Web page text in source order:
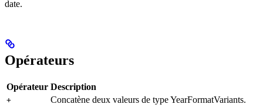
date.
Opérateurs
Opérateur Description
+ Concatène deux valeurs de type YearFormatVariants.